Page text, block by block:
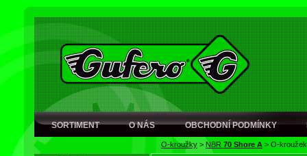
SORTIMENT O NÁS OBCHODNÍ PODMÍNKY
O-kroužky > NBR 70 Shore A > O-